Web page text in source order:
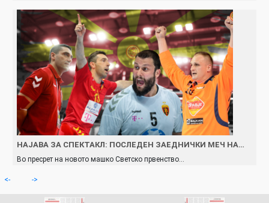
НАЈАВА ЗА СПЕКТАКЛ: ПОСЛЕДЕН ЗАЕДНИЧКИ МЕЧ НА…
Во пресрет на новото машко Светско првенство…
<- ->